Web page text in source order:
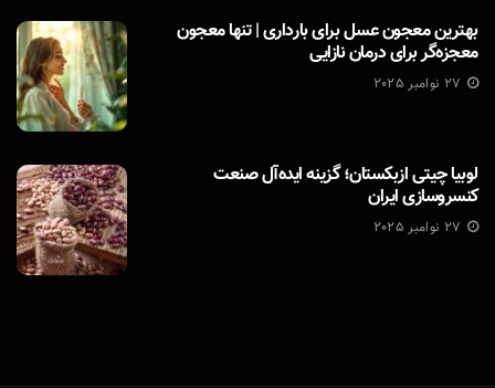
بهترین معجون عسل برای بارداری | تنها معجون
معجزه‌گر برای درمان نازایی
27 نوامبر 2025
لوبیا چیتی ازبکستان؛ گزینه ایده‌آل صنعت
کنسروسازی ایران
27 نوامبر 2025